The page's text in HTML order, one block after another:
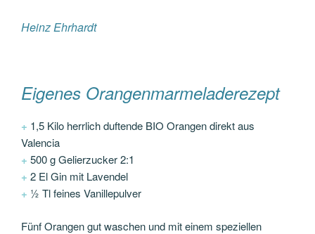
Heinz Ehrhardt
Eigenes Orangenmarmeladerezept
+ 1,5 Kilo herrlich duftende BIO Orangen direkt aus
Valencia
+ 500 g Gelierzucker 2:1
+ 2 El Gin mit Lavendel
+ ½ Tl feines Vanillepulver
Fünf Orangen gut waschen und mit einem speziellen